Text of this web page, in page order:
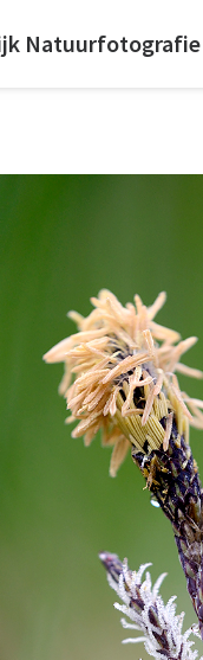
Natuurfotografie